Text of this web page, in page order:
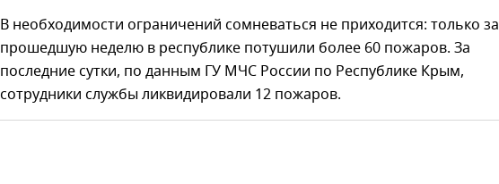
В необходимости ограничений сомневаться не приходится: только за
прошедшую неделю в республике потушили более 60 пожаров. За
последние сутки, по данным ГУ МЧС России по Республике Крым,
сотрудники службы ликвидировали 12 пожаров.